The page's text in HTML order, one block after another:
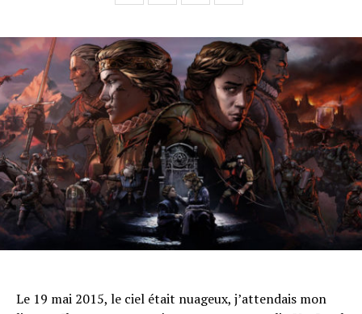
Le 19 mai 2015, le ciel était nuageux, j’attendais mon